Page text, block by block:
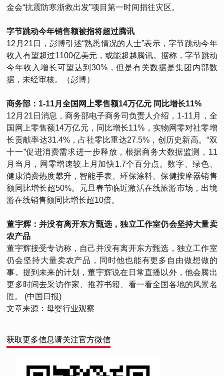
金会“抗震防寒浙救出发”项目第一时间捐往灾区。
字节跳动今年销售额被指将超过腾讯
12月21日，彭博引述“熟悉情况的人士”表示，字节跳动今年
收入有望超过1100亿美元，或能超越腾讯。据称，字节跳动
今年收入增长可望达到30%，但是有关数据是集团内部数
据，未经审核。（彭博）
商务部：1-11月全国网上零售额14万亿元 同比增长11%
12月21日消息，商务部电子商务司负责人介绍，1-11月，全
国网上零售额14万亿元，同比增长11%，实物网零对社零增
长贡献率达31.4%，占社零比重达27.5%，创历史新高。“双
十一”促进消费需求进一步释放，根据商务大数据监测，11
月当月，网零增速较上月加快1.7个百分点。数字、绿色、
健康消费热度攀升，智能手表、环保涂料、保健按摩器销售
额同比增长超50%。元旦春节临近激活在线旅游市场，出境
游在线销售额同比增长超10倍。
董宇辉：并没有离开东方甄选，独立工作室仍会坚持大量卖
农产品
董宇辉接受专访称，自己并没有离开东方甄选，独立工作室
仍会坚持大量卖农产品，同时他也能有更多自由做想做的
事。提到未来的计划，董宇辉说在日常直播以外，他会腾出
更多时间去采访作家、推荐书籍、看一看全国各地的风景名
胜。 (中国日报)
文章来源：母婴行业观察
获取更多信息请关注官方微信